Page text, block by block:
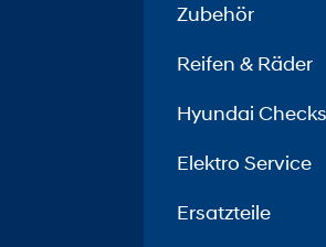
Zubehör
Reifen & Räder
Hyundai Checks
Elektro Service
Ersatzteile